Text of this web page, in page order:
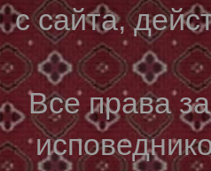
с сайта,
Все права